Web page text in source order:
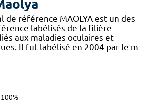
de référence MAOLYA est un des
labélisés de la filière
aux maladies oculaires et
Il fut labélisé en 2004 par le m
100%